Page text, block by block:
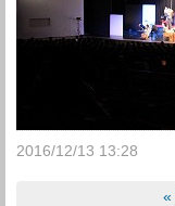
2016/12/13 13:28
«